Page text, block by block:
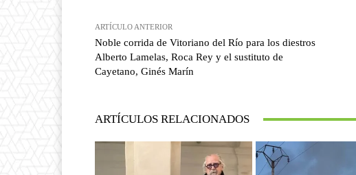
ARTÍCULO ANTERIOR
Noble corrida de Vitoriano del Río para los diestros
Alberto Lamelas, Roca Rey y el sustituto de
Cayetano, Ginés Marín
ARTÍCULOS RELACIONADOS